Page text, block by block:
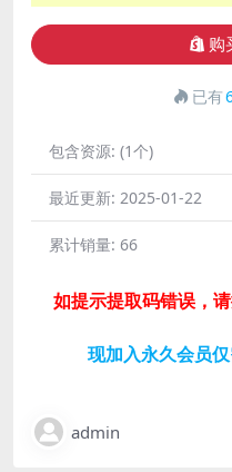
购
已有
包含资源: (1个)
最近更新: 2025-01-22
累计销量: 66
如提示提取码错误，
现加入永久会员
admin